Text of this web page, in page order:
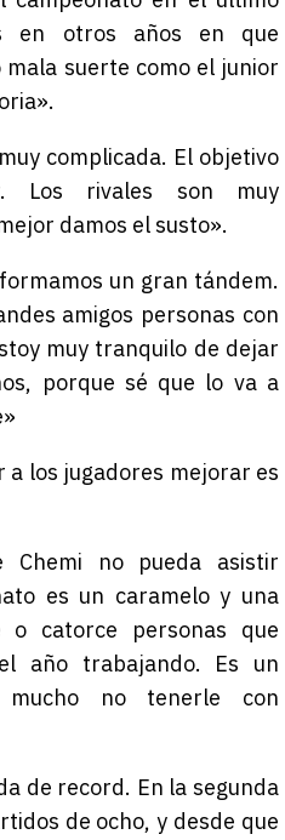
en otros años en que
suerte como el junior
complicada. El objetivo
Los rivales son muy
damos el susto».
un gran tándem.
amigos personas con
muy tranquilo de dejar
porque sé que lo va a
a los jugadores mejorar es
Chemi no pueda asistir
es un caramelo y una
catorce personas que
año trabajando. Es un
no tenerle con
de record. En la segunda
de ocho, y desde que